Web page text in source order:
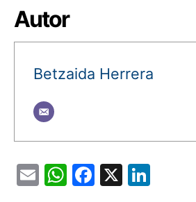
Autor
Betzaida Herrera
EmailWhatsApp
Facebook
X